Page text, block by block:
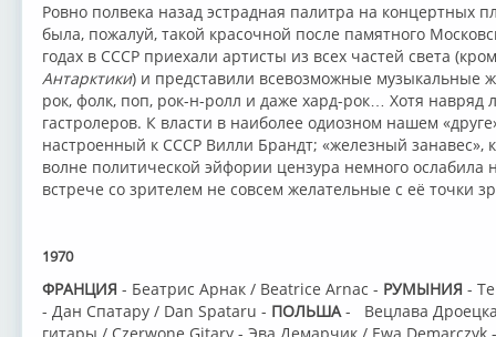
Ровно полвека назад эстрадная палитра на концертных
была, пожалуй, такой красочной после памятного
годах в СССР приехали артисты из всех частей света
Антарктики) и представили всевозможные музыкальные
рок, фолк, поп, рок-н-ролл и даже хард-рок… Хотя навряд
гастролеров. К власти в наиболее одиозном нашем
настроенный к СССР Вилли Брандт; «железный занавес»,
волне политической эйфории цензура немного ослабила
встрече со зрителем не совсем желательные с её точки
1970
ФРАНЦИЯ - Беатрис Арнак / Beatrice Arnac - РУМЫНИЯ -
- Дан Спатару / Dan Spataru - ПОЛЬША- Вецлава Дроецка